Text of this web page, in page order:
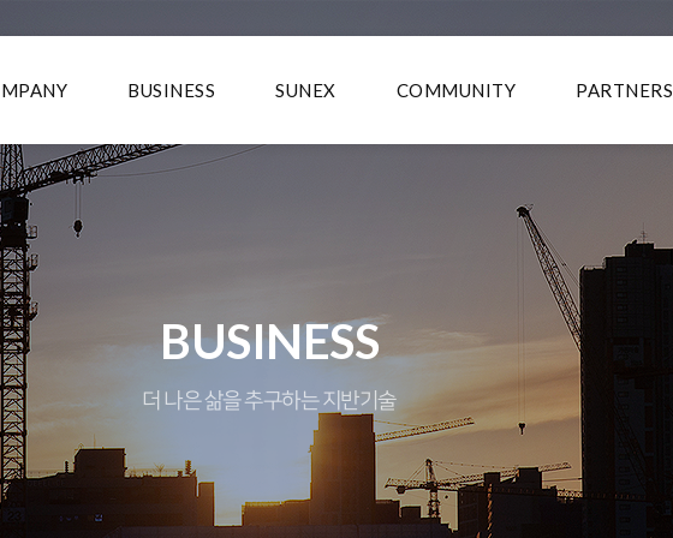
BUSINESS SUNEX COMMUNITY PARTNERS
BUSINESS
더 나은 삶을 추구하는 지반기술